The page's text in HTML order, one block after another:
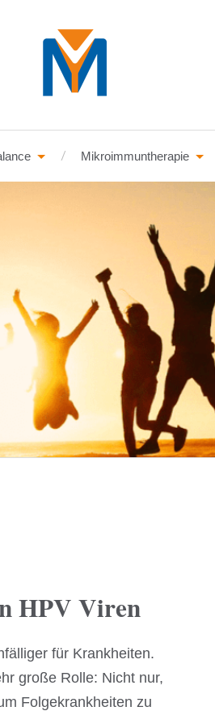
Mikroimmuntherapie
HPV Viren
für Krankheiten.
große Rolle: Nicht nur,
Folgekrankheiten zu